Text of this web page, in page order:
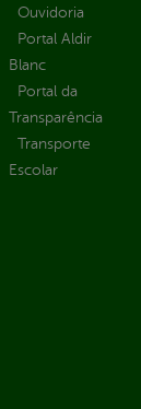
Ouvidoria
Portal Aldir
Blanc
Portal da
Transparência
Transporte
Escolar